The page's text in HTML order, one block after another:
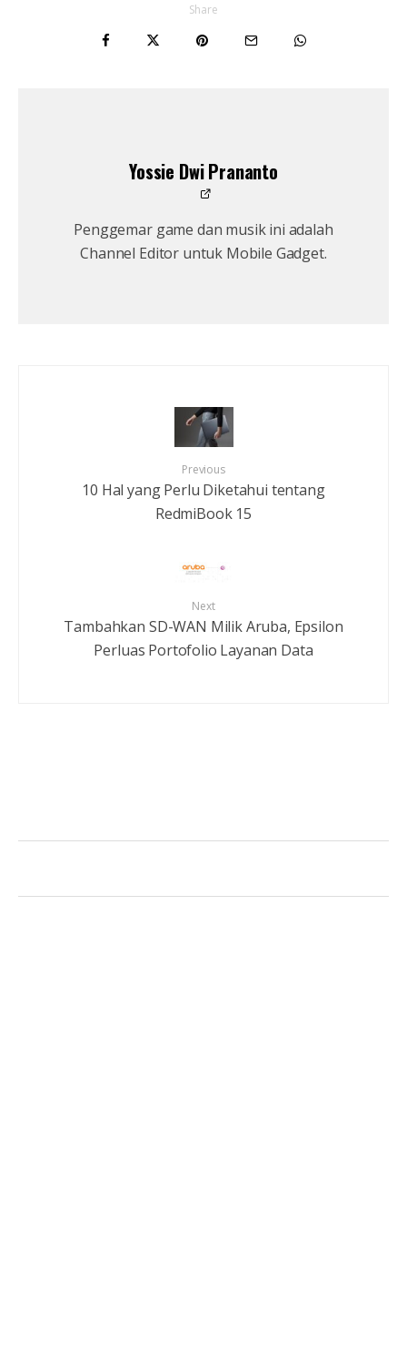
Share
Yossie Dwi Prananto
Penggemar game dan musik ini adalah
Channel Editor untuk Mobile Gadget.
Previous
10 Hal yang Perlu Diketahui tentang
RedmiBook 15
Next
Tambahkan SD-WAN Milik Aruba, Epsilon
Perluas Portofolio Layanan Data